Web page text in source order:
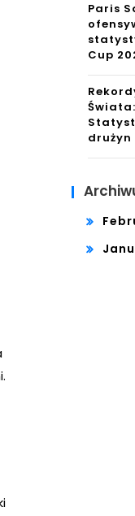
Paris
Cup
drużyn